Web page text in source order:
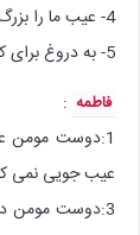
4- عیب ما را بزرگ و کوچک نمی کند.
5- به دروغ برای کسی عیب نمی گذارد و دیگران را فریب نمی دهد.
فاطمه :‌
عیب جویی نمی
3:دوست مومن